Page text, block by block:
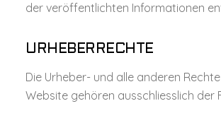
der veröffentlichten Informationen
URHEBERRECHTE
Die Urheber- und alle anderen
Website gehören ausschliesslich der